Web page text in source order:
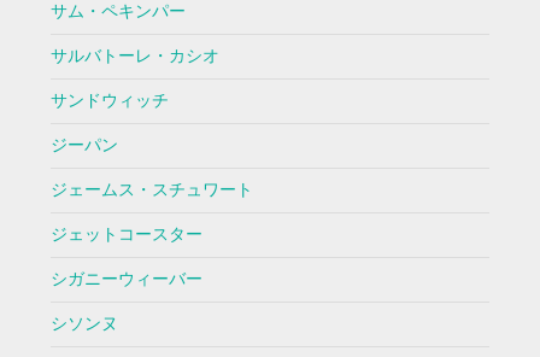
サム・ペキンパー
サルバトーレ・カシオ
サンドウィッチ
ジーパン
ジェームス・スチュワート
ジェットコースター
シガニーウィーバー
シソンヌ